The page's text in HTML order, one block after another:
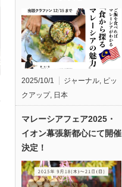
2025/10/1 ジャーナル, ピッ
クアップ, 日本
マレーシアフェア2025・
イオン幕張新都心にて開催
決定！